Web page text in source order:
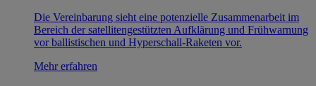
Die Vereinbarung sieht eine potenzielle Zusammenarbeit im
Bereich der satellitengestützten Aufklärung und Frühwarnung
vor ballistischen und Hyperschall-Raketen vor.
Mehr erfahren